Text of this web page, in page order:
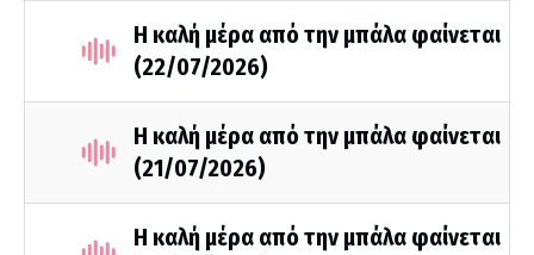
Η καλή μέρα από την μπάλα φαίνεται
(22/07/2026)
Η καλή μέρα από την μπάλα φαίνεται
(21/07/2026)
Η καλή μέρα από την μπάλα φαίνεται